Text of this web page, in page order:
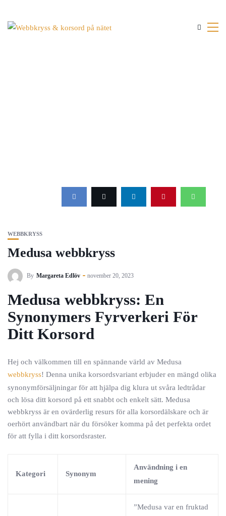
WEBBKRYSS
Medusa webbkryss
By Margareta Edlöv november 20, 2023
Medusa webbkryss: En
Synonymers Fyrverkeri För
Ditt Korsord
Hej och välkommen till en spännande värld av Medusa
webbkryss! Denna unika korsordsvariant erbjuder en mängd olika
synonymförsäljningar för att hjälpa dig klura ut svåra ledtrådar
och lösa ditt korsord på ett snabbt och enkelt sätt. Medusa
webbkryss är en ovärderlig resurs för alla korsordälskare och är
oerhört användbart när du försöker komma på det perfekta ordet
för att fylla i ditt korsordsraster.
Kategori Synonym
Användning i en
mening
”Medusa var en fruktad